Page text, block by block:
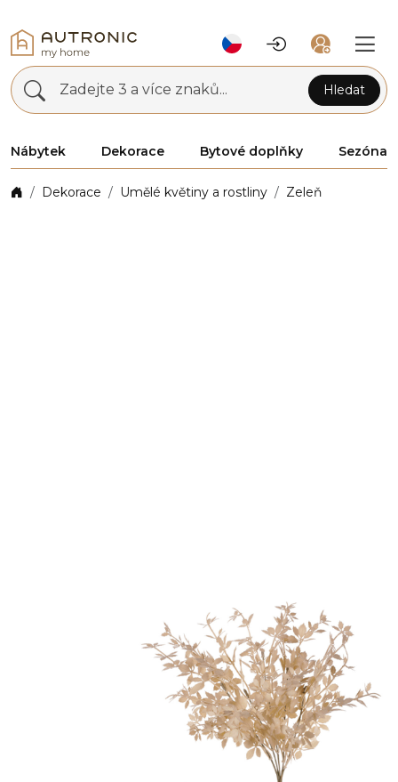
Zadejte 3 a více znaků... Hledat
Nábytek Dekorace Bytové doplňky Sezóna
Dekorace Umělé květiny a rostliny Zeleň